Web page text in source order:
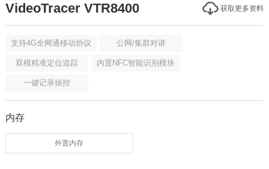
VideoTracer VTR8400 获取更多资料
支持4G全网通移动协议 公网/集群对讲
双模精准定位追踪 内置NFC智能识别模块
一键记录操控
内存
外置内存